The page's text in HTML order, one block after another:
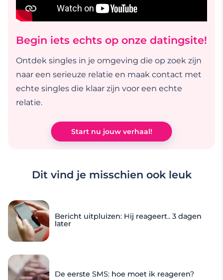
Begin iets echts op onze datingsite!
Ontdek singles in je omgeving die op zoek zijn
naar een serieuze relatie en maak contact met
echte singles die klaar zijn voor een echte
relatie.
Start nu jouw verhaal!
Dit vind je misschien ook leuk
Bericht uitpluizen: Hij reageert.. 3 dagen
later
De eerste SMS: hoe moet ik reageren?